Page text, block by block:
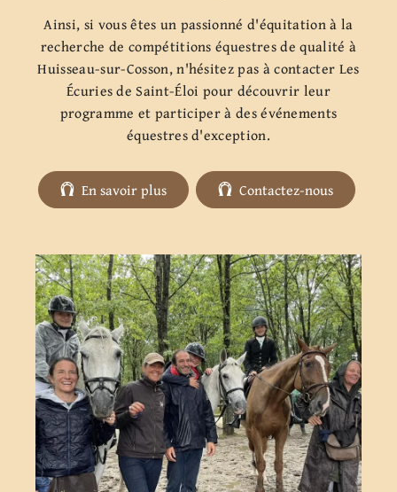
Ainsi, si vous êtes un passionné d'équitation à la
recherche de compétitions équestres de qualité à
Huisseau-sur-Cosson, n'hésitez pas à contacter Les
Écuries de Saint-Éloi pour découvrir leur
programme et participer à des événements
équestres d'exception.
En savoir plus Contactez-nous